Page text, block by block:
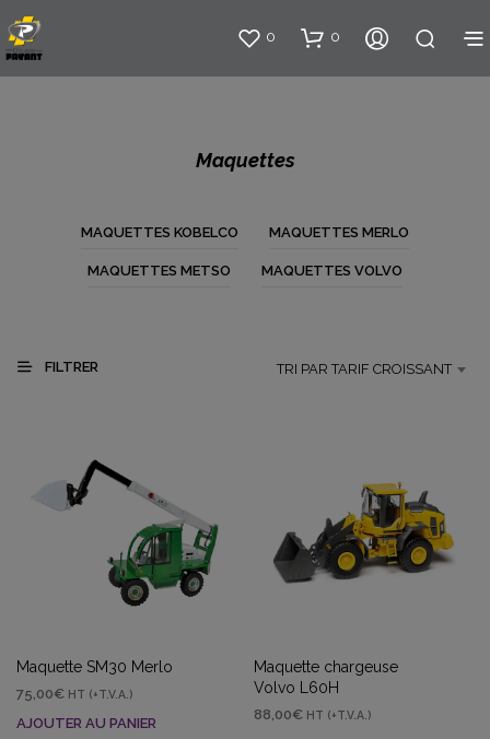
0 0
Maquettes
MAQUETTES KOBELCO MAQUETTES MERLO
MAQUETTES METSO MAQUETTES VOLVO
FILTRER TRI PAR TARIF CROISSANT
Maquette SM30 Merlo
75,00€ HT (+T.V.A.)
AJOUTER AU PANIER
Maquette chargeuse
Volvo L60H
88,00€ HT (+T.V.A.)